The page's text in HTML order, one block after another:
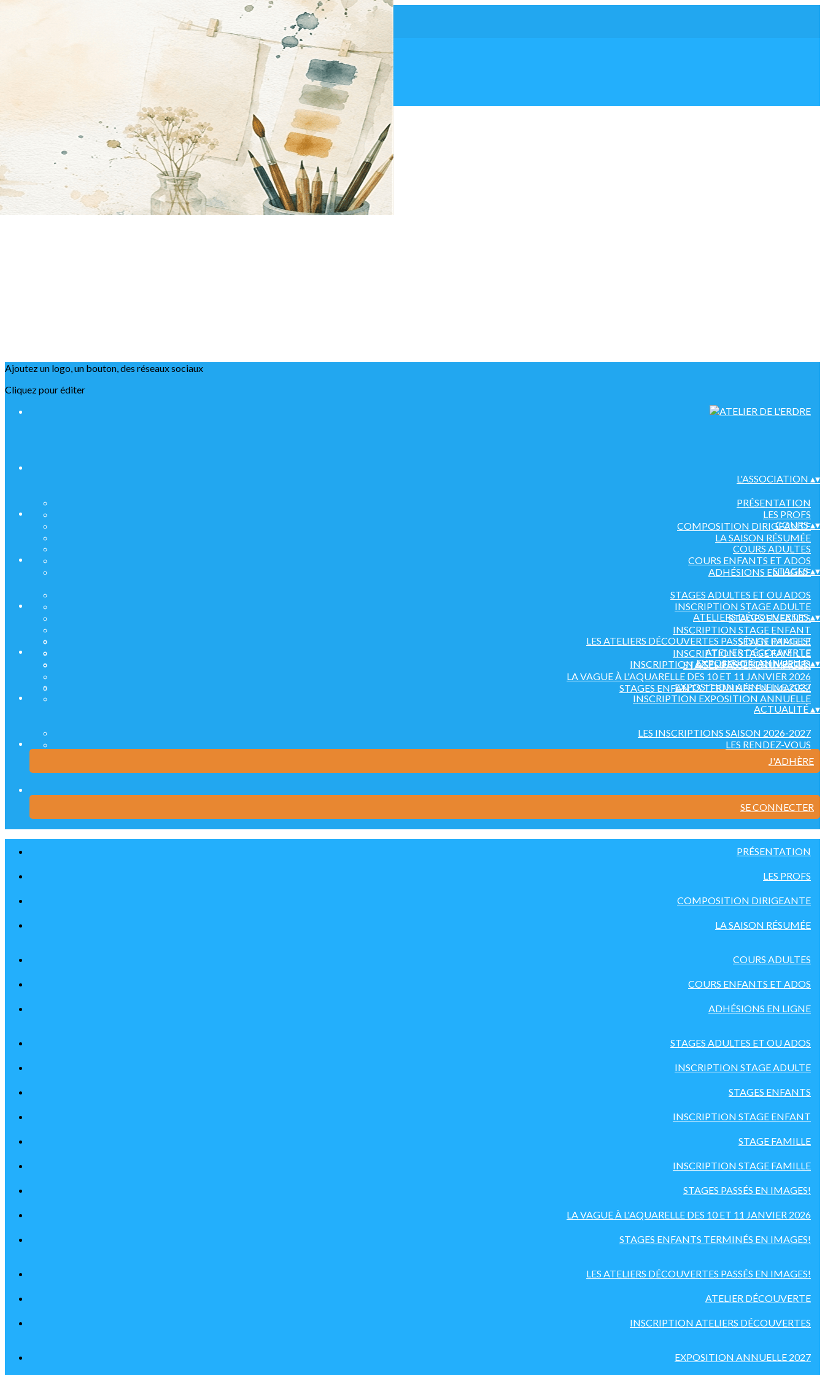
Les Ateliers Découvertes passés en images!
Inscription Ateliers Découvertes
?>
Images de la page d'accueil
Cliquez pour éditer
Ajoutez un logo, un bouton, des réseaux sociaux
Cliquez pour éditer
L'ASSOCIATION ▴▾
PRÉSENTATION
LES PROFS
COMPOSITION DIRIGEANTE
LA SAISON RÉSUMÉE
COURS▴▾
COURS ADULTES
COURS ENFANTS ET ADOS
ADHÉSIONS EN LIGNE
STAGES▴▾
STAGES ADULTES ET OU ADOS
INSCRIPTION STAGE ADULTE
STAGES ENFANTS
INSCRIPTION STAGE ENFANT
STAGE FAMILLE
INSCRIPTION STAGE FAMILLE
STAGES PASSÉS EN IMAGES!
LA VAGUE À L'AQUARELLE DES 10 ET 11 JANVIER 2026
STAGES ENFANTS TERMINÉS EN IMAGES!
ATELIERS DÉCOUVERTES▴▾
LES ATELIERS DÉCOUVERTES PASSÉS EN IMAGES!
ATELIER DÉCOUVERTE
INSCRIPTION ATELIERS DÉCOUVERTES
EXPOSITION ANNUELLE▴▾
EXPOSITION ANNUELLE 2027
INSCRIPTION EXPOSITION ANNUELLE
ACTUALITÉ▴▾
LES INSCRIPTIONS SAISON 2026-2027
LES RENDEZ-VOUS
J'ADHÈRE
SE CONNECTER
PRÉSENTATION
LES PROFS
COMPOSITION DIRIGEANTE
LA SAISON RÉSUMÉE
COURS ADULTES
COURS ENFANTS ET ADOS
ADHÉSIONS EN LIGNE
STAGES ADULTES ET OU ADOS
INSCRIPTION STAGE ADULTE
STAGES ENFANTS
INSCRIPTION STAGE ENFANT
STAGE FAMILLE
INSCRIPTION STAGE FAMILLE
STAGES PASSÉS EN IMAGES!
LA VAGUE À L'AQUARELLE DES 10 ET 11 JANVIER 2026
STAGES ENFANTS TERMINÉS EN IMAGES!
LES ATELIERS DÉCOUVERTES PASSÉS EN IMAGES!
ATELIER DÉCOUVERTE
INSCRIPTION ATELIERS DÉCOUVERTES
EXPOSITION ANNUELLE 2027